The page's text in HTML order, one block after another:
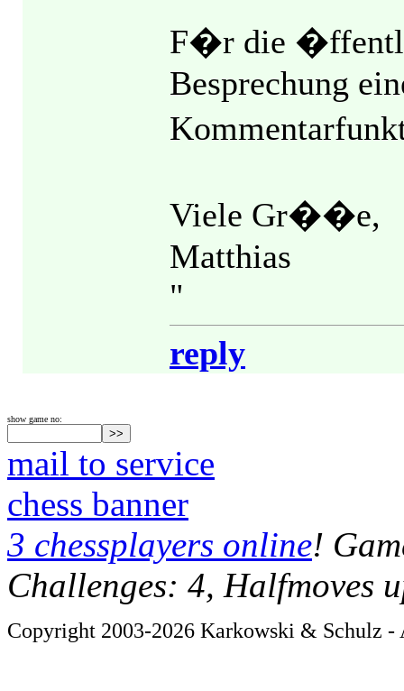
F�r die
Besprechung
Viele Gr��e,
Matthias
"
reply
show game no:
mail to service
chess banner
3 chessplayers online!
Challenges: 4, Halfmoves
Copyright 2003-2026 Karkowski & Schulz